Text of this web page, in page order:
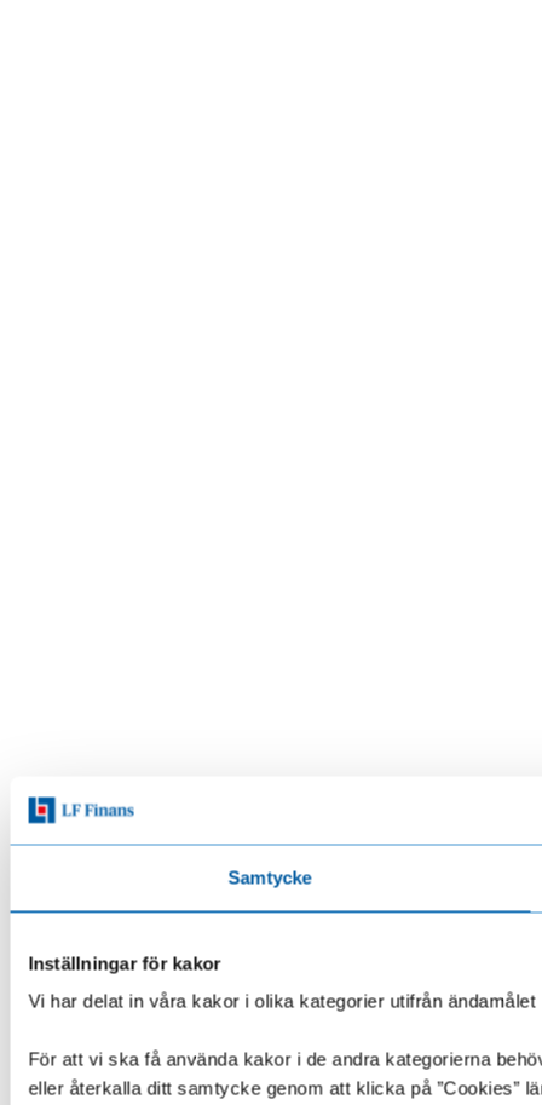
Samtycke
Inställningar för kakor
Vi har delat in våra kakor i olika kategorier utifrån
För att vi ska få använda kakor i de andra kategorierna
eller återkalla ditt samtycke genom att klicka på ”Cookies”